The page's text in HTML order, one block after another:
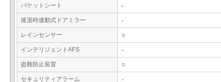
バケットシート -
後退時連動式ドアミラー -
レインセンサー ○
インテリジェントAFS -
盗難防止装置 ○
セキュリティアラーム -